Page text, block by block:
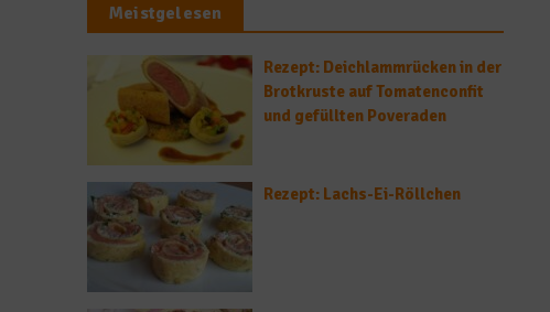
Meistgelesen
Rezept: Deichlammrücken in der
Brotkruste auf Tomatenconfit
und gefüllten Poveraden
Rezept: Lachs-Ei-Röllchen